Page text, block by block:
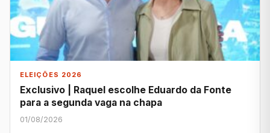
ELEIÇÕES 2026
Exclusivo | Raquel escolhe Eduardo da Fonte
para a segunda vaga na chapa
01/08/2026